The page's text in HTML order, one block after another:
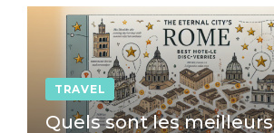
TRAVEL
Quels sont les meilleurs